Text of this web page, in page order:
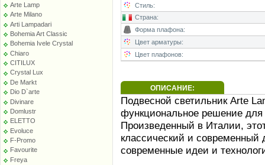
Arte Lamp
Arte Milano
Arti Lampadari
Bohemia Art Classic
Bohemia Ivele Crystal
Chiaro
CITILUX
Crystal Lux
De Markt
Dio D`arte
Divinare
Domlustr
ELETTO
Evoluce
F-Promo
Favourite
Freya
Стиль:
Страна:
Форма плафона:
Цвет арматуры:
Цвет плафонов:
ОПИСАНИЕ:
Подвесной светильник Arte
функциональное решение
Произведенный в Италии,
классический и
современные идеи и